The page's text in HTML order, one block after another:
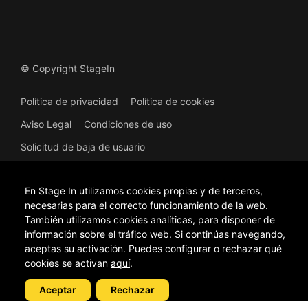
© Copyright StageIn
Política de privacidad
Política de cookies
Aviso Legal
Condiciones de uso
Solicitud de baja de usuario
Proyecto financiado. Plataforma online de difusión de artes
escénicas y música. Expediente: CUACEC/2023/41. Actuación
financiada por la Unión Europea – NextGenerationEU, en el marco del
Plan de Recuperación, Transformación y Resiliencia del Reino de
España, gestionada por la Conselleria d'Educació, Cultura i
Universitats de la Generalitat Valenciana. Importe financiado:
En Stage In utilizamos cookies propias y de terceros,
necesarias para el correcto funcionamiento de la web.
También utilizamos cookies analíticas, para disponer de
información sobre el tráfico web. Si continúas navegando,
aceptas su activación. Puedes configurar o rechazar qué
cookies se activan aquí.
Aceptar Rechazar